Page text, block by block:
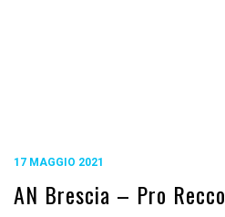
17 MAGGIO 2021
AN Brescia – Pro Recco